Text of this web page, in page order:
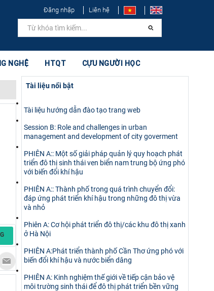
Đăng nhập Liên hệ
NGHỆ HTQT CỰU NGƯỜI HỌC
Tài liệu nổi bật
Tài liệu hướng dẫn đào tạo trang web
Session B: Role and challenges in urban
management and development of city goverment
PHIÊN A:: Một số giải pháp quản lý quy hoạch phát
triển đô thị sinh thái ven biển nam trung bộ ứng phó
với biến đổi khí hậu
PHIÊN A:: Thành phố trong quá trình chuyển đổi:
đáp ứng phát triển khí hậu trong những đô thị vừa
và nhỏ
Phiên A: Cơ hội phát triển đô thị/các khu đô thị xanh
ở Hà Nội
PHIÊN A:Phát triển thành phố Cần Thơ ứng phó với
biến đổi khí hậu và nước biển dâng
PHIÊN A: Kinh nghiệm thế giới về tiếp cận bảo vệ
môi trường sinh thái để đô thị phát triển bền vững